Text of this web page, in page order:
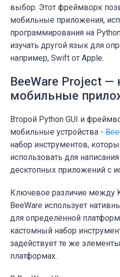
выбор. Этот фреймворк
мобильные приложения,
программирования на
изучать другой язык для
например, Swift от Apple.
BeeWare Project —
мобильные
Второй Python GUI и
мобильные устройства -
набор инструментов,
использовать для
десктопных приложений с
Ключевое различие между
BeeWare использует
для определённой
кастомный набор
задействует те же
платформах.